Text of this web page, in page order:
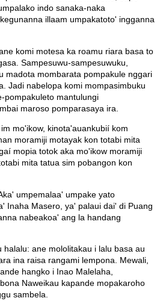
indo sanaka-naka
illaam umpakatoto' ingganna
komi motesa ka roamu riara basa to
Sampesuwu-sampesuwuku,
madota mombarata pompakule nggari
Jadi nabelopa komi mompasimbuku
pompakuleto mantulungi
maroso pomparasaya ira.
mo'ikow, kinota'auankubií kom
moramiji motayak kon totabi mita
mopia totok aka mo'ikow moramiji
mita tatua sim pobangon kon
umpemalaa' umpake yato
Inaha Masero, ya' palaui dai' di Puang
nabeakoa' ang la handang
halalu: ane mololitakau i lalu basa au
ina raisa rangami lempona. Mewali,
hangko i Inao Malelaha,
Naweikau kapande mopakaroho
sambela.